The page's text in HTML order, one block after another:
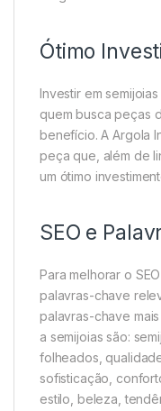
Ótimo
Investir em
quem busca peças
benefício. A Argola
peça que, além de
um ótimo
SEO e
Para melhorar o
palavras-chave
palavras-chave
a semijoias são:
folheados,
sofisticação,
estilo, beleza,